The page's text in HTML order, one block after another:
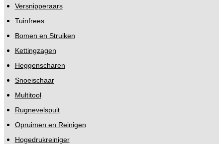
Versnipperaars
Tuinfrees
Bomen en Struiken
Kettingzagen
Heggenscharen
Snoeischaar
Multitool
Rugnevelspuit
Opruimen en Reinigen
Hogedrukreiniger